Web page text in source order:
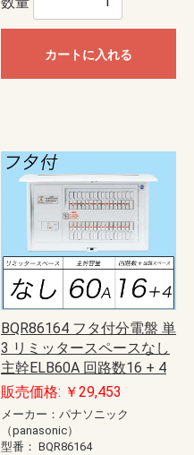
カートに入れる
BQR86164 フタ付分電盤 単
3 リミッタースペースなし
主幹ELB60A 回路数16 + 4
販売価格: ￥29,453
メーカー：パナソニック
（panasonic）
型番： BQR86164